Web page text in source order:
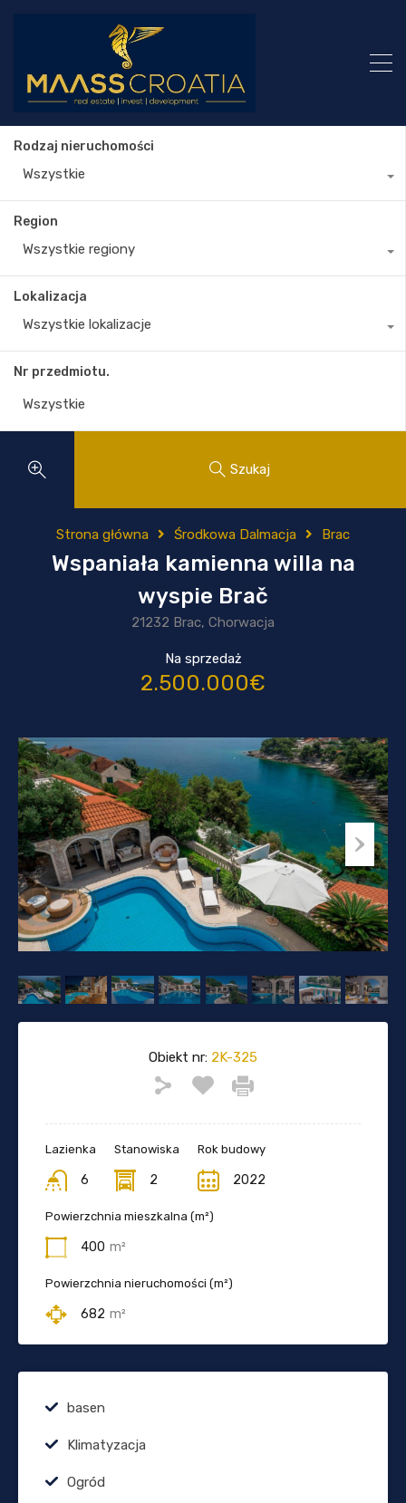
Rodzaj nieruchomości
Wszystkie
Region
Wszystkie regiony
Lokalizacja
Wszystkie lokalizacje
Nr przedmiotu.
Szukaj
Strona główna Środkowa Dalmacja Brac
Wspaniała kamienna willa na
wyspie Brač
21232 Brac, Chorwacja
Na sprzedaż
2.500.000€
Obiekt nr: 2K-325
Lazienka
6
Stanowiska
2
Rok budowy
2022
Powierzchnia mieszkalna (m²)
400 m²
Powierzchnia nieruchomości (m²)
682 m²
basen
Klimatyzacja
Ogród